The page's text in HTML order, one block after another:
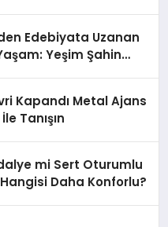
Edebiyata Uzanan
Yeşim Şahin
Kapandı Metal Ajans
Tanışın
mi Sert Oturumlu
Daha Konforlu?